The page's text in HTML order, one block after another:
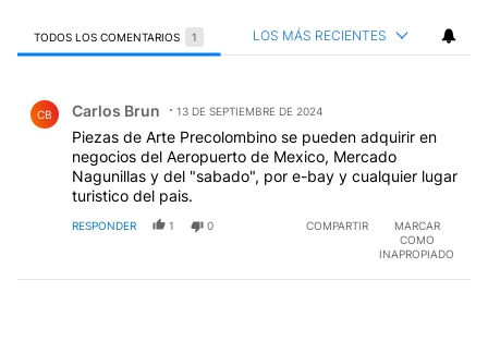
TODOS LOS COMENTARIOS 1 LOS MÁS RECIENTES
CB Carlos Brun 13 DE SEPTIEMBRE DE 2024
Piezas de Arte Precolombino se pueden adquirir en
negocios del Aeropuerto de Mexico, Mercado
Nagunillas y del "sabado", por e-bay y cualquier lugar
turistico del pais.
RESPONDER 1 0 COMPARTIR
MARCAR
COMO
INAPROPIADO